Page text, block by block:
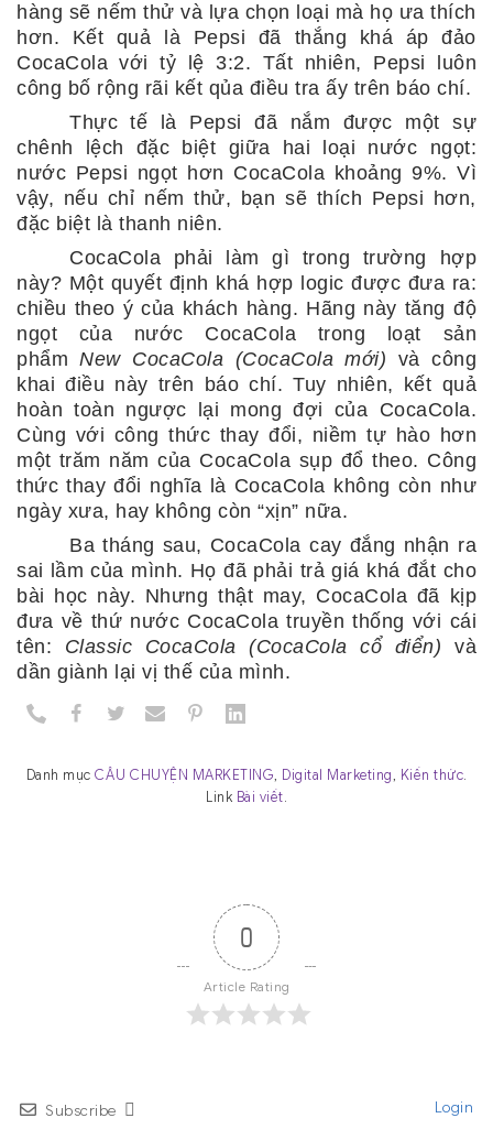
hàng sẽ nếm thử và lựa chọn loại mà họ ưa thích
hơn. Kết quả là Pepsi đã thắng khá áp đảo
CocaCola với tỷ lệ 3:2. Tất nhiên, Pepsi luôn
công bố rộng rãi kết qủa điều tra ấy trên báo chí.
Thực tế là Pepsi đã nắm được một sự
chênh lệch đặc biệt giữa hai loại nước ngọt:
nước Pepsi ngọt hơn CocaCola khoảng 9%. Vì
vậy, nếu chỉ nếm thử, bạn sẽ thích Pepsi hơn,
đặc biệt là thanh niên.
CocaCola phải làm gì trong trường hợp
này? Một quyết định khá hợp logic được đưa ra:
chiều theo ý của khách hàng. Hãng này tăng độ
ngọt của nước CocaCola trong loạt sản
phẩmNew CocaCola (CocaCola mới) và công
khai điều này trên báo chí. Tuy nhiên, kết quả
hoàn toàn ngược lại mong đợi của CocaCola.
Cùng với công thức thay đổi, niềm tự hào hơn
một trăm năm của CocaCola sụp đổ theo. Công
thức thay đổi nghĩa là CocaCola không còn như
ngày xưa, hay không còn “xịn” nữa.
Ba tháng sau, CocaCola cay đắng nhận ra
sai lầm của mình. Họ đã phải trả giá khá đắt cho
bài học này. Nhưng thật may, CocaCola đã kịp
đưa về thứ nước CocaCola truyền thống với cái
tên: Classic CocaCola (CocaColacổ điển)và
dần giành lại vị thế của mình.
Danh mục CÂU CHUYỆN MARKETING, Digital Marketing, Kiến thức.
Link Bài viết.
0
Article Rating
Subscribe Login